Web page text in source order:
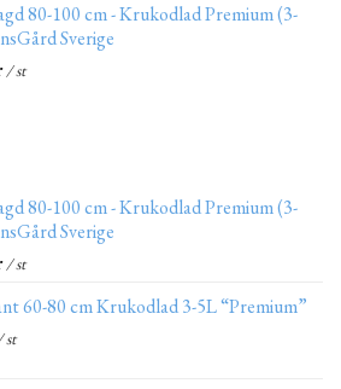
80-100 cm - Krukodlad Premium (3-
Sverige
/ st
80-100 cm - Krukodlad Premium (3-
Sverige
/ st
60-80 cm Krukodlad 3-5L “Premium”